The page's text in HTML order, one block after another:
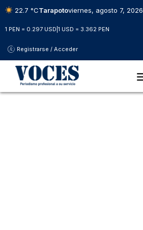
22.7 °CTarapotoviernes, agosto 7, 2026
1 PEN = 0.297 USD 1 USD = 3.362 PEN
Registrarse / Acceder